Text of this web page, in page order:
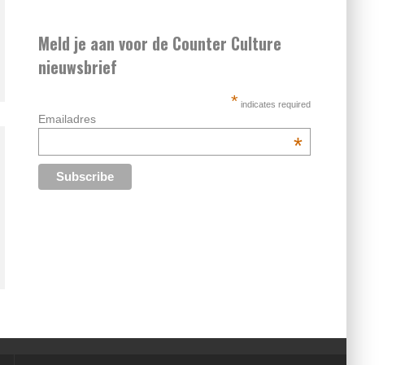
Meld je aan voor de Counter Culture
nieuwsbrief
* indicates required
Emailadres
*